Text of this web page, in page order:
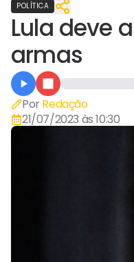
POLÍTICA
Lula deve
armas
Por Redação
21/07/2023 às 10:30